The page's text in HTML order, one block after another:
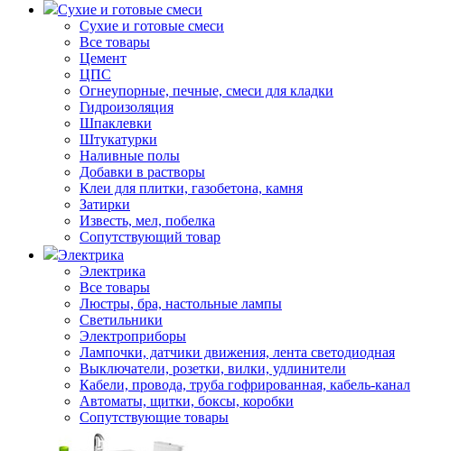
Сухие и готовые смеси
Сухие и готовые смеси
Все товары
Цемент
ЦПС
Огнеупорные, печные, смеси для кладки
Гидроизоляция
Шпаклевки
Штукатурки
Наливные полы
Добавки в растворы
Клеи для плитки, газобетона, камня
Затирки
Известь, мел, побелка
Сопутствующий товар
Электрика
Электрика
Все товары
Люстры, бра, настольные лампы
Светильники
Электроприборы
Лампочки, датчики движения, лента светодиодная
Выключатели, розетки, вилки, удлинители
Кабели, провода, труба гофрированная, кабель-канал
Автоматы, щитки, боксы, коробки
Сопутствующие товары